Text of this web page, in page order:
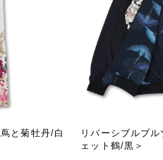
と菊牡丹/白
リバーシブルブ
ェット鶴/黒＞